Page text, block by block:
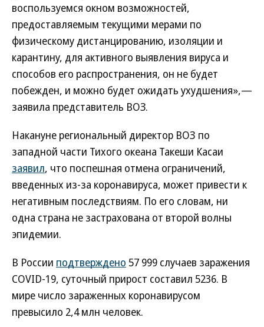
воспользуемся окном возможностей,
предоставляемым текущими мерами по
физическому дистанцированию, изоляции и
карантину, для активного выявления вируса и
способов его распространения, он не будет
побежден, и можно будет ожидать ухудшения»,—
заявила представитель ВОЗ.
Накануне региональный директор ВОЗ по
западной части Тихого океана Такеши Касаи
заявил, что поспешная отмена ограничений,
введенных из-за коронавируса, может привести к
негативным последствиям. По его словам, ни
одна страна не застрахована от второй волны
эпидемии.
В России подтверждено 57 999 случаев заражения
COVID-19, суточный прирост составил 5236. В
мире число зараженных коронавирусом
превысило 2,4 млн человек.